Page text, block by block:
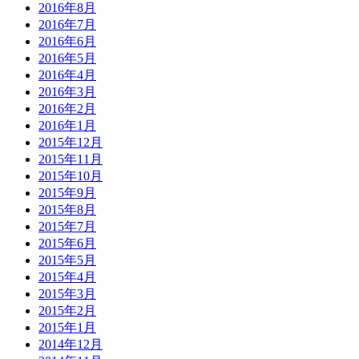
2016年8月
2016年7月
2016年6月
2016年5月
2016年4月
2016年3月
2016年2月
2016年1月
2015年12月
2015年11月
2015年10月
2015年9月
2015年8月
2015年7月
2015年6月
2015年5月
2015年4月
2015年3月
2015年2月
2015年1月
2014年12月